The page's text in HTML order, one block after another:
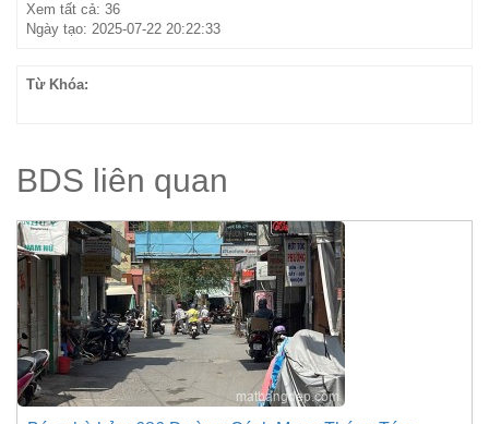
Xem tất cả: 36
Ngày tạo: 2025-07-22 20:22:33
Từ Khóa:
BDS liên quan